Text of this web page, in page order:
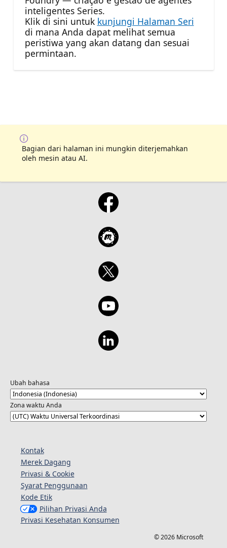
inteligentes Series.
Klik di sini untuk kunjungi Halaman Seri
di mana Anda dapat melihat semua
peristiwa yang akan datang dan sesuai
permintaan.
Bagian dari halaman ini mungkin diterjemahkan
oleh mesin atau AI.
Ubah bahasa
Zona waktu Anda
Kontak
Merek Dagang
Privasi & Cookie
Syarat Penggunaan
Kode Etik
Pilihan Privasi Anda
Privasi Kesehatan Konsumen
© 2026 Microsoft